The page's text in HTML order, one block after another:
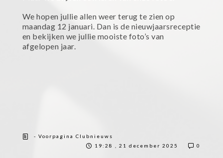
We hopen jullie allen weer terug te zien op
maandag 12 januari. Dan is de nieuwjaarsreceptie
en bekijken we jullie mooiste foto’s van
afgelopen jaar.
- Voorpagina Clubnieuws
19:28 , 21 december 2025
0